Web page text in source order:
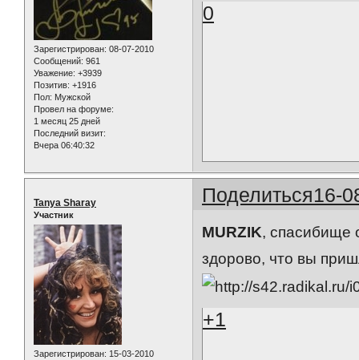
Зарегистрирован: 08-07-2010
Сообщений: 961
Уважение: +3939
Позитив: +1916
Пол: Мужской
Провел на форуме:
1 месяц 25 дней
Последний визит:
Вчера 06:40:32
0
Поделиться16-
Tanya Sharay
Участник
Зарегистрирован: 15-03-2010
MURZIK, спасибище
здорово, что вы
+1